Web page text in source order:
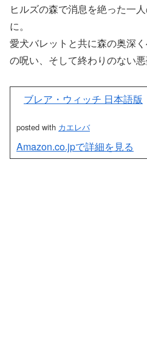
ヒルズの森で消息を絶った一
に。
愛犬バレットと共に森の奥深
の呪い、そして終わりのない
ブレア・ウィッチ 日本語版
posted with カエレバ
Amazon.co.jpで詳細を見る